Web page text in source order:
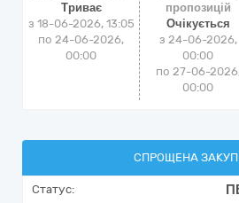
Триває
з 18-06-2026, 13:05
по 24-06-2026,
00:00
пропозицій
Очікується
з 24-06-2026,
00:00
по 27-06-
00:00
СПРОЩЕНА
Статус: